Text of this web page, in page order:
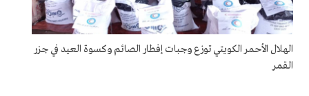
الهلال الأحمر الكويتي توزع وجبات إفطار الصائم وكسوة العيد في جزر
القمر